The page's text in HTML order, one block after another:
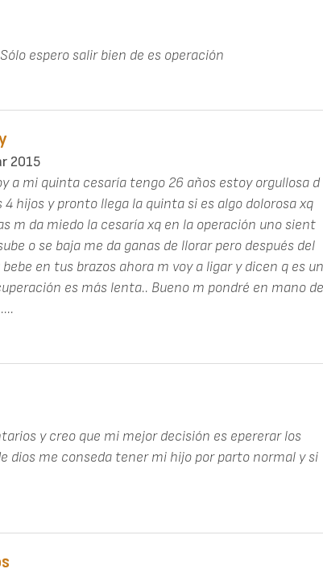
espero salir bien de es operación
2015
a mi quinta cesaría tengo 26 años estoy orgullosa d
hijos y pronto llega la quinta si es algo dolorosa xq
m da miedo la cesaría xq en la operación uno sient
o se baja me da ganas de llorar pero después del
en tus brazos ahora m voy a ligar y dicen q es un
es más lenta.. Bueno m pondré en mano de
y creo que mi mejor decisión es epererar los
dios me conseda tener mi hijo por parto normal y si